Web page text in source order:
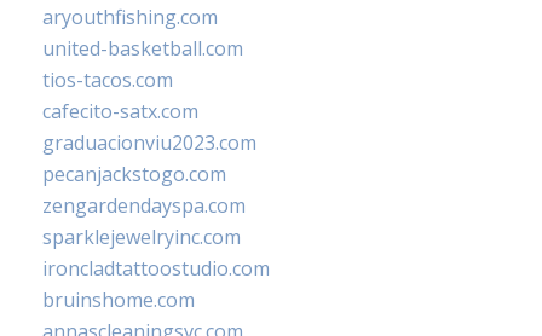
aryouthfishing.com
united-basketball.com
tios-tacos.com
cafecito-satx.com
graduacionviu2023.com
pecanjackstogo.com
zengardendayspa.com
sparklejewelryinc.com
ironcladtattoostudio.com
bruinshome.com